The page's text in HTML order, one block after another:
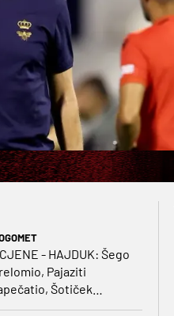
- HAJDUK: Šego
Pajaziti
Šotiček